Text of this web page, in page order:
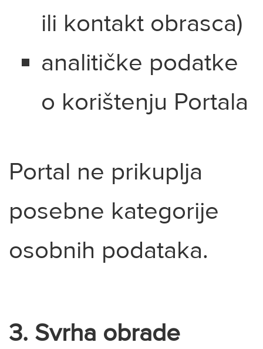
ili kontakt obrasca)
analitičke podatke
o korištenju Portala
Portal ne prikuplja
posebne kategorije
osobnih podataka.
3. Svrha obrade